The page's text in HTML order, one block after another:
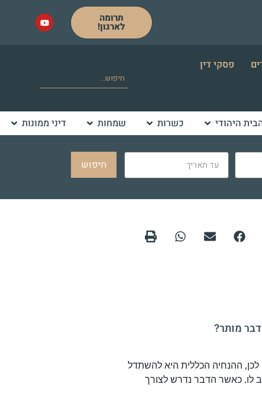
תרומה
לארגון!
פסקי דין
היהודי כשרות שמחות דיני ממונות
חיפוש
מותר?
לכן, ההנחיה הכללית היא להשתדל
לו. כאשר הדבר נדרש לצורך